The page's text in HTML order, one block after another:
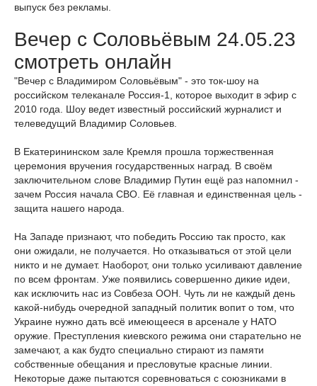
выпуск без рекламы.
Вечер с Соловьёвым 24.05.23
смотреть онлайн
"Вечер с Владимиром Соловьёвым" - это ток-шоу на
российском телеканале Россия-1, которое выходит в эфир с
2010 года. Шоу ведет известный российский журналист и
телеведущий Владимир Соловьев.
В Екатерининском зале Кремля прошла торжественная
церемония вручения государственных наград. В своём
заключительном слове Владимир Путин ещё раз напомнил -
зачем Россия начала СВО. Её главная и единственная цель -
защита нашего народа.
На Западе признают, что победить Россию так просто, как
они ожидали, не получается. Но отказываться от этой цели
никто и не думает. Наоборот, они только усиливают давление
по всем фронтам. Уже появились совершенно дикие идеи,
как исключить нас из Совбеза ООН. Чуть ли не каждый день
какой-нибудь очередной западный политик вопит о том, что
Украине нужно дать всё имеющееся в арсенале у НАТО
оружие. Преступления киевского режима они старательно не
замечают, а как будто специально стирают из памяти
собственные обещания и пресловутые красные линии.
Некоторые даже пытаются соревноваться с союзниками в